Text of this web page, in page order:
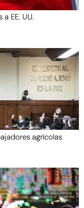
EE. UU.
agrícolas